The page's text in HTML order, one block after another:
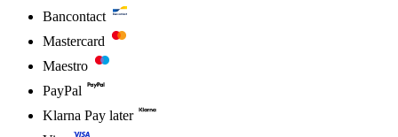
Bancontact
Mastercard
Maestro
PayPal
Klarna Pay later